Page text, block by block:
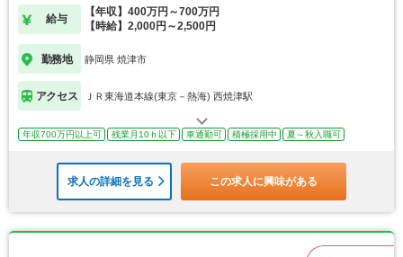
給与
【年収】400万円～700万円
【時給】2,000円～2,500円
勤務地 静岡県 焼津市
アクセス ＪＲ東海道本線(東京－熱海) 西焼津駅
年収700万円以上可 残業月10ｈ以下 車通勤可 積極採用中 夏～秋入職可
求人の詳細を見る この求人に興味がある